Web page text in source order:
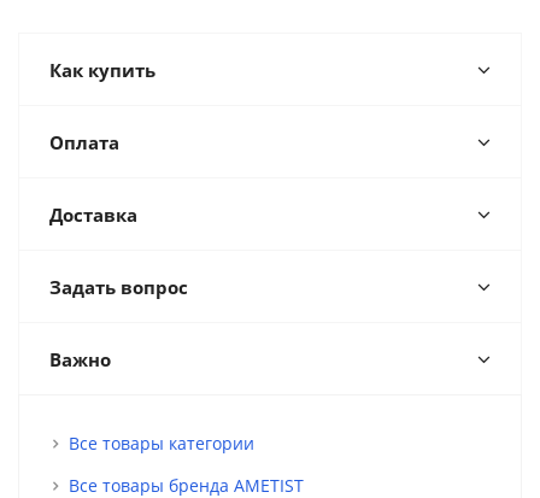
Как купить
Оплата
Доставка
Задать вопрос
Важно
Все товары категории
Все товары бренда AMETIST